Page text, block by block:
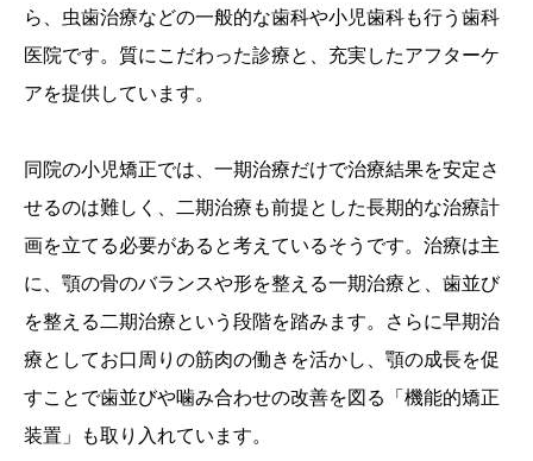
ら、虫歯治療などの一般的な歯科や小児歯科も行う歯科
医院です。質にこだわった診療と、充実したアフターケ
アを提供しています。
同院の小児矯正では、一期治療だけで治療結果を安定さ
せるのは難しく、二期治療も前提とした長期的な治療計
画を立てる必要があると考えているそうです。治療は主
に、顎の骨のバランスや形を整える一期治療と、歯並び
を整える二期治療という段階を踏みます。さらに早期治
療としてお口周りの筋肉の働きを活かし、顎の成長を促
すことで歯並びや噛み合わせの改善を図る「機能的矯正
装置」も取り入れています。